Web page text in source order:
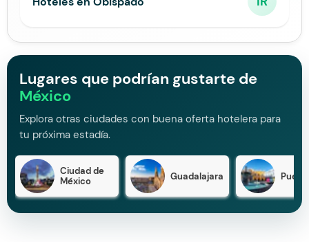
Lugares que podrían gustarte de
México
Explora otras ciudades con buena oferta hotelera para
tu próxima estadía.
Ciudad de
México
Guadalajara